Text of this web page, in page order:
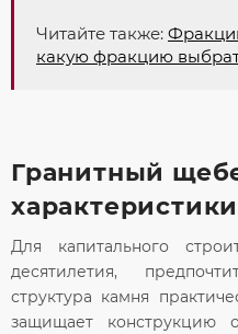
Читайте также:
какую фракцию
Гранитный
характеристики
Для капитального
десятилетия,
структура камня
защищает конструкцию